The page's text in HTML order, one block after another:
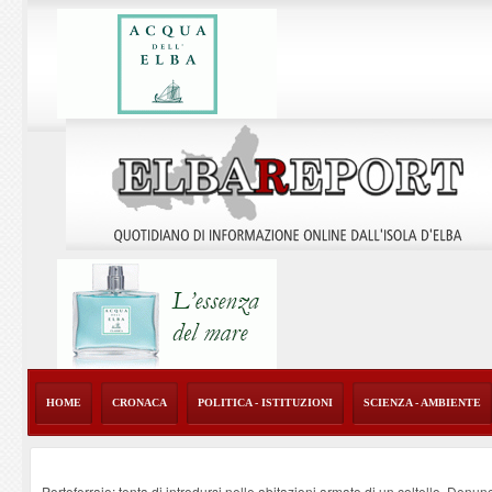
HOME CRONACA POLITICA - ISTITUZIONI SCIENZA - AMBIENTE